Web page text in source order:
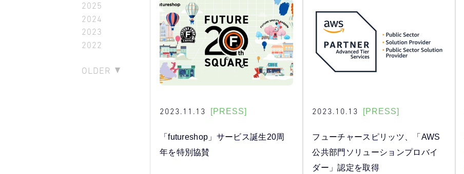
2025
2024
2023
2022
OLDER
2023.11.13 [PRESS]
「futureshop」サービス誕生20周
年を特別協賛
2023.10.13 [PRESS]
フューチャースピリッツ、「AWS
公共部門ソリューションプロバイ
ダー」認定を取得